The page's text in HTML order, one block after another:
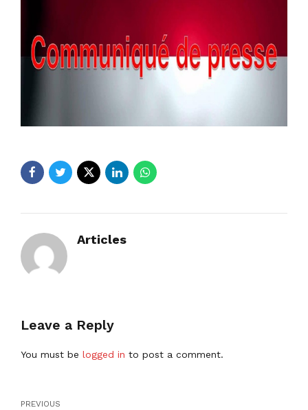
Articles
Leave a Reply
You must be logged in to post a comment.
PREVIOUS